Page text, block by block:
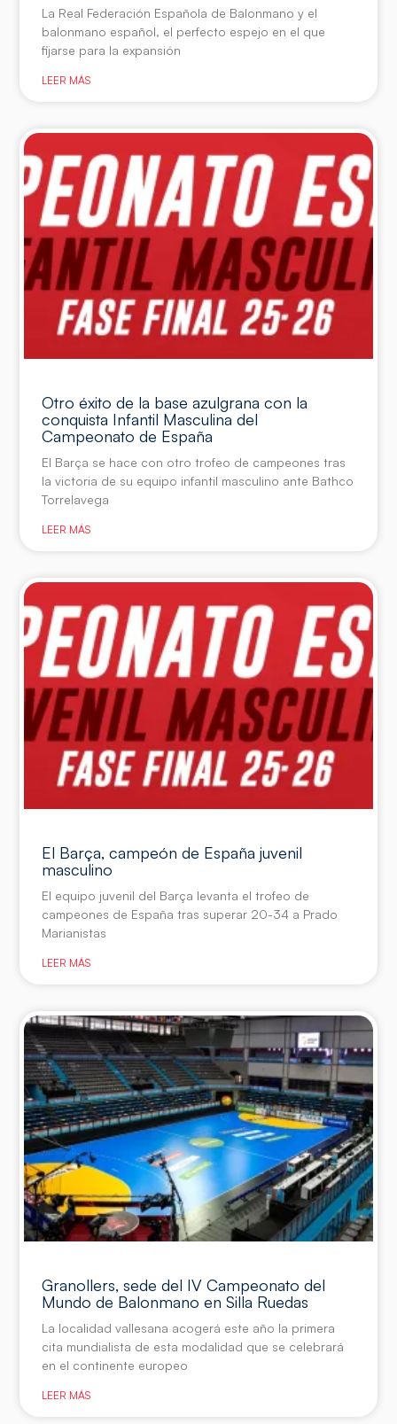
La Real Federación Española de Balonmano y el
balonmano español, el perfecto espejo en el que
fijarse para la expansión
LEER MÁS
Otro éxito de la base azulgrana con la
conquista Infantil Masculina del
Campeonato de España
El Barça se hace con otro trofeo de campeones tras
la victoria de su equipo infantil masculino ante Bathco
Torrelavega
LEER MÁS
El Barça, campeón de España juvenil
masculino
El equipo juvenil del Barça levanta el trofeo de
campeones de España tras superar 20-34 a Prado
Marianistas
LEER MÁS
Granollers, sede del IV Campeonato del
Mundo de Balonmano en Silla Ruedas
La localidad vallesana acogerá este año la primera
cita mundialista de esta modalidad que se celebrará
en el continente europeo
LEER MÁS